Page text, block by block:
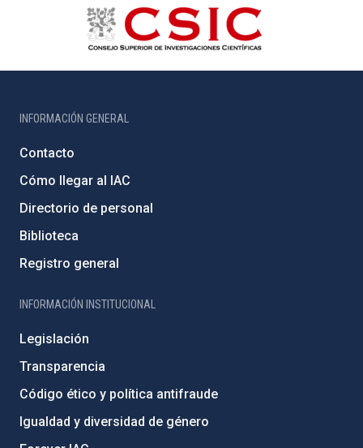
INFORMACIÓN GENERAL
Contacto
Cómo llegar al IAC
Directorio de personal
Biblioteca
Registro general
INFORMACIÓN INSTITUCIONAL
Legislación
Transparencia
Código ético y política antifraude
Igualdad y diversidad de género